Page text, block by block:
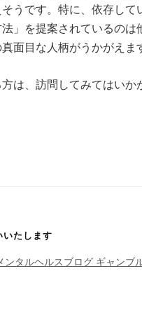
うです。特に、依存して
」を提案されているのは
面目な人柄がうかがえま
は、訪問してみてはいか
いたします